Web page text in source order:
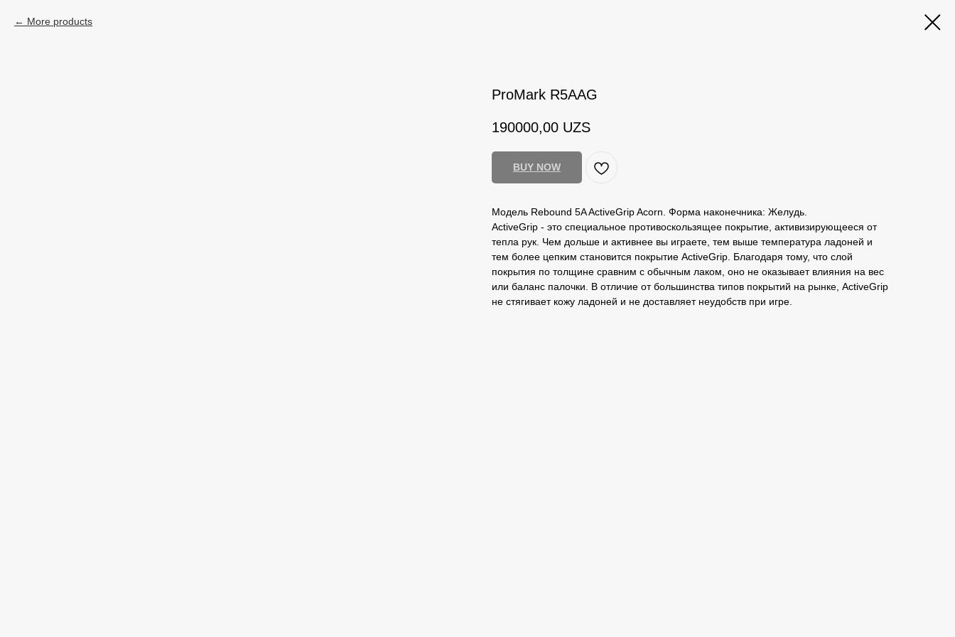
More products
ProMark R5AAG
190000,00 UZS
BUY NOW
Модель Rebound 5A ActiveGrip Acorn. Форма наконечника: Желудь.
ActiveGrip - это специальное противоскользящее покрытие, активизирующееся от
тепла рук. Чем дольше и активнее вы играете, тем выше температура ладоней и
тем более цепким становится покрытие ActiveGrip. Благодаря тому, что слой
покрытия по толщине сравним с обычным лаком, оно не оказывает влияния на вес
или баланс палочки. В отличие от большинства типов покрытий на рынке, ActiveGrip
не стягивает кожу ладоней и не доставляет неудобств при игре.